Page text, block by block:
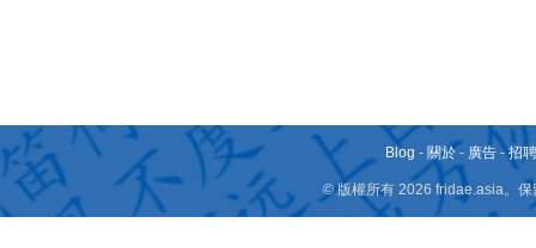
Blog - 關於 - 廣告 -招
© 版權所有 2026 fridae.asia。